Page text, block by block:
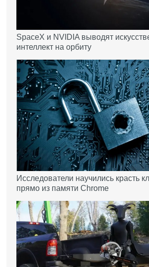
SpaceX и NVIDIA выводят
интеллект на орбиту
Исследователи научились красть
прямо из памяти Chrome